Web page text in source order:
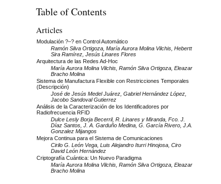
Table of Contents
Articles
Modulación ?–? en Control Automático
Ramón Silva Ortigoza, María Aurora Molina Vilchis, Hebertt
Sira Ramírez, Jesús Linares Flores
Arquitectura de las Redes Ad-Hoc
María Aurora Molina Vilchis, Ramón Silva Ortigoza, Eleazar
Bracho Molina
Sistema de Manufactura Flexible con Restricciones Temporales
(Descripción)
José de Jesús Medel Juárez, Gabriel Hernández López,
Jacobo Sandoval Gutierrez
Análisis de la Caracterización de los Identificadores por
Radiofrecuencia RFID
Dulce Lesly Borja Becerril, R. Linares y Miranda, Fco. J.
Díaz Santos, J. A. Garduño Medina, G. García Rivero, J.A.
Gonzalez Mijangos
Mejora Continua para el Sistema de Comunicaciones
Cirilo G. León Vega, Luis Alejandro Iturri Hinojosa, Ciro
David León Hernández
Criptografía Cuántica: Un Nuevo Paradigma
María Aurora Molina Vilchis, Ramón Silva Ortigoza, Eleazar
Bracho Molina